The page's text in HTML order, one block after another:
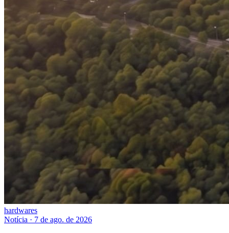
hardwares
Notícia · 7 de ago. de 2026